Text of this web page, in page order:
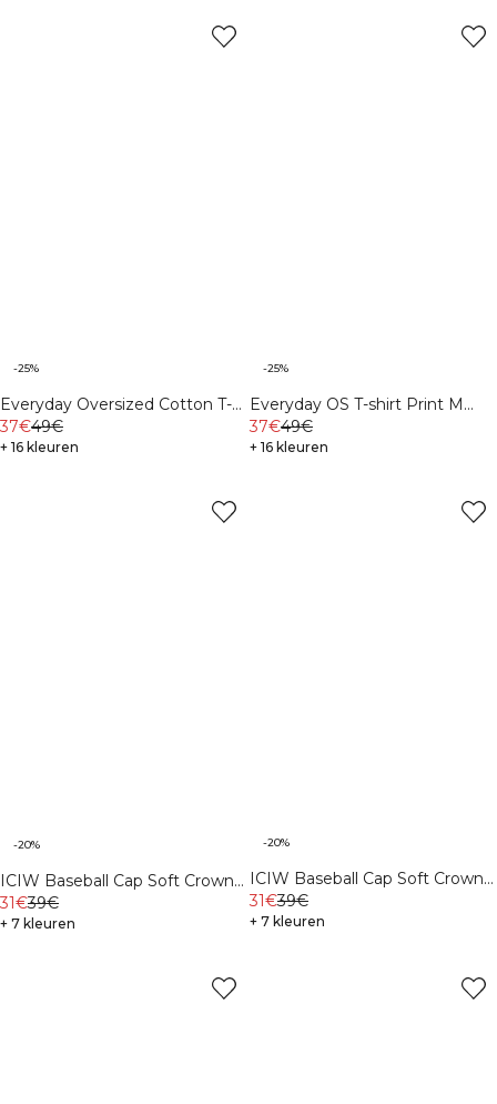
-25%
Everyday Oversized Cotton T-
shirt Print Black
37€49€
+ 16 kleuren
-25%
Everyday OS T-shirt Print M
Midnight Blue
37€49€
+ 16 kleuren
-20%
ICIW Baseball Cap Soft Crown
Cream
31€39€
+ 7 kleuren
-20%
ICIW Baseball Cap Soft Crown
Stonewashed Green
31€39€
+ 7 kleuren